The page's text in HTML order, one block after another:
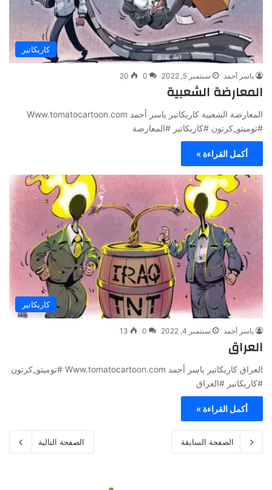
كاريكاتير
ياسر أحمد سبتمبر 5, 2022 0
20
المعارضة الشعبية
المعارضة الشعبية كاريكاتير ياسر أحمد Www.tomatocartoon.com
#توميتو_كرتون #كاريكاتير #المعارضة
أكمل القراءة »
كاريكاتير
ياسر أحمد سبتمبر 4, 2022 0
13
العراق
العراق كاريكاتير ياسر أحمد Www.tomatocartoon.com #توميتو_كرتون
#كاريكاتير #العراق
أكمل القراءة »
الصفحة السابقة الصفحة التالية